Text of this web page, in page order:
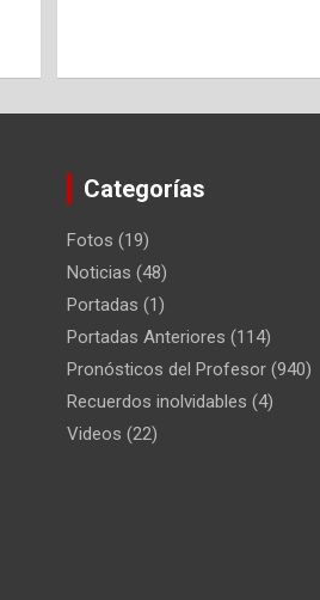
Categorías
Fotos (19)
Noticias (48)
Portadas (1)
Portadas Anteriores (114)
Pronósticos del Profesor (940)
Recuerdos inolvidables (4)
Videos (22)